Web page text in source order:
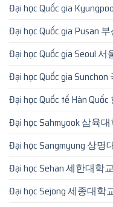
Đại học Quốc gia
Đại học Quốc gia Pusan
Đại học Quốc gia Seoul
Đại học Quốc gia
Đại học Quốc tế Hàn
Đại học Sahmyook 삼육
Đại học Sangmyung 상명
Đại học Sehan 세한대학교
Đại học Sejong 세종대학